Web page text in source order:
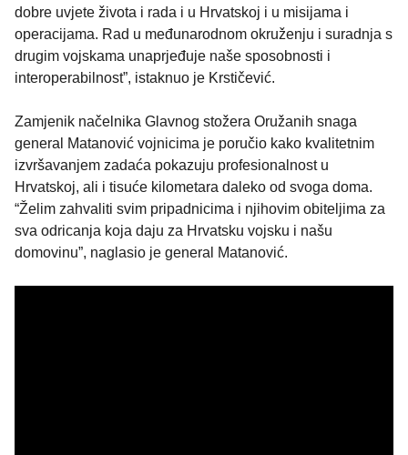
dobre uvjete života i rada i u Hrvatskoj i u misijama i
operacijama. Rad u međunarodnom okruženju i suradnja s
drugim vojskama unaprjeđuje naše sposobnosti i
interoperabilnost”, istaknuo je Krstičević.
Zamjenik načelnika Glavnog stožera Oružanih snaga
general Matanović vojnicima je poručio kako kvalitetnim
izvršavanjem zadaća pokazuju profesionalnost u
Hrvatskoj, ali i tisuće kilometara daleko od svoga doma.
“Želim zahvaliti svim pripadnicima i njihovim obiteljima za
sva odricanja koja daju za Hrvatsku vojsku i našu
domovinu”, naglasio je general Matanović.